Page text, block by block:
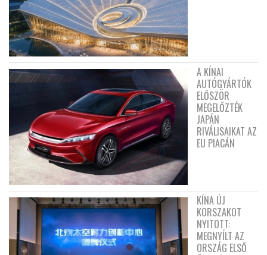
A KÍNAI
AUTÓGYÁRTÓK
ELŐSZÖR
MEGELŐZTÉK
JAPÁN
RIVÁLISAIKAT AZ
EU PIACÁN
KÍNA ÚJ
KORSZAKOT
NYITOTT:
MEGNYÍLT AZ
ORSZÁG ELSŐ